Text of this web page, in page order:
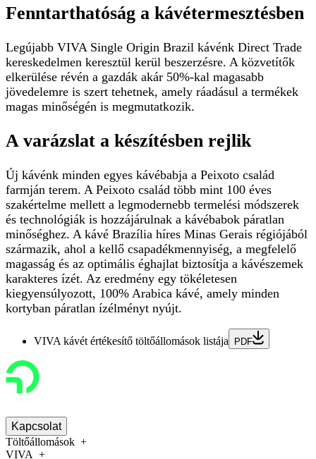
Fenntarthatóság a kávétermesztésben
Legújabb VIVA Single Origin Brazil kávénk Direct Trade
kereskedelmen keresztül kerül beszerzésre. A közvetítők
elkerülése révén a gazdák akár 50%-kal magasabb
jövedelemre is szert tehetnek, amely ráadásul a termékek
magas minőségén is megmutatkozik.
A varázslat a készítésben rejlik
Új kávénk minden egyes kávébabja a Peixoto család
farmján terem. A Peixoto család több mint 100 éves
szakértelme mellett a legmodernebb termelési módszerek
és technológiák is hozzájárulnak a kávébabok páratlan
minőséghez. A kávé Brazília híres Minas Gerais régiójából
származik, ahol a kellő csapadékmennyiség, a megfelelő
magasság és az optimális éghajlat biztosítja a kávészemek
karakteres ízét. Az eredmény egy tökéletesen
kiegyensúlyozott, 100% Arabica kávé, amely minden
kortyban páratlan ízélményt nyújt.
VIVA kávét értékesítő töltőállomások listája PDF
Kapcsolat
Töltőállomások
VIVA